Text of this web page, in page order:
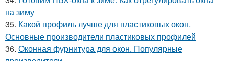
на зиму
35. Какой профиль лучше для пластиковых окон.
Основные производители пластиковых профилей
36. Оконная фурнитура для окон. Популярные